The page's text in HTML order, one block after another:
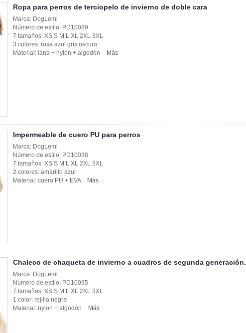
Ropa para perros de terciopelo de invierno de doble cara
Marca: DogLemi
Número de estilo: PD10039
7 tamaños: XS S M L XL 2XL 3XL
3 colores: rosa azul gris oscuro
Material: lana + nylon + algodón
Más
Impermeable de cuero PU para perros
Marca: DogLemi
Número de estilo: PD10038
7 tamaños: XS S M L XL 2XL 3XL
2 colores: amarillo azul
Material: cuero PU + EVA
Más
Chaleco de chaqueta de invierno a cuadros de segunda generación.
Marca: DogLemi
Número de estilo: PD10035
7 tamaños: XS S M L XL 2XL 3XL
1 color: rejilla negra
Material: nylon + algodón
Más